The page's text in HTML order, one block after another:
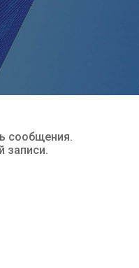
сообщения.
записи.